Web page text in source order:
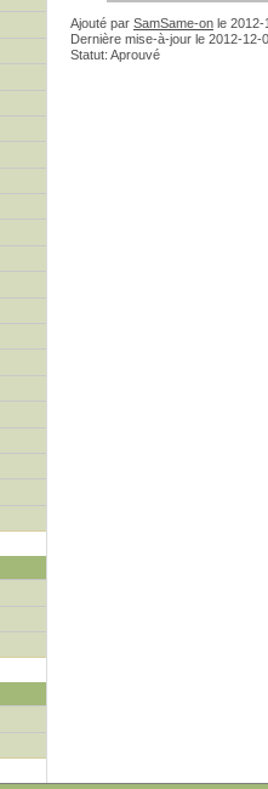
Ajouté par SamSame-on le 2012-
Dernière mise-à-jour le 2012-12-
Statut: Aprouvé